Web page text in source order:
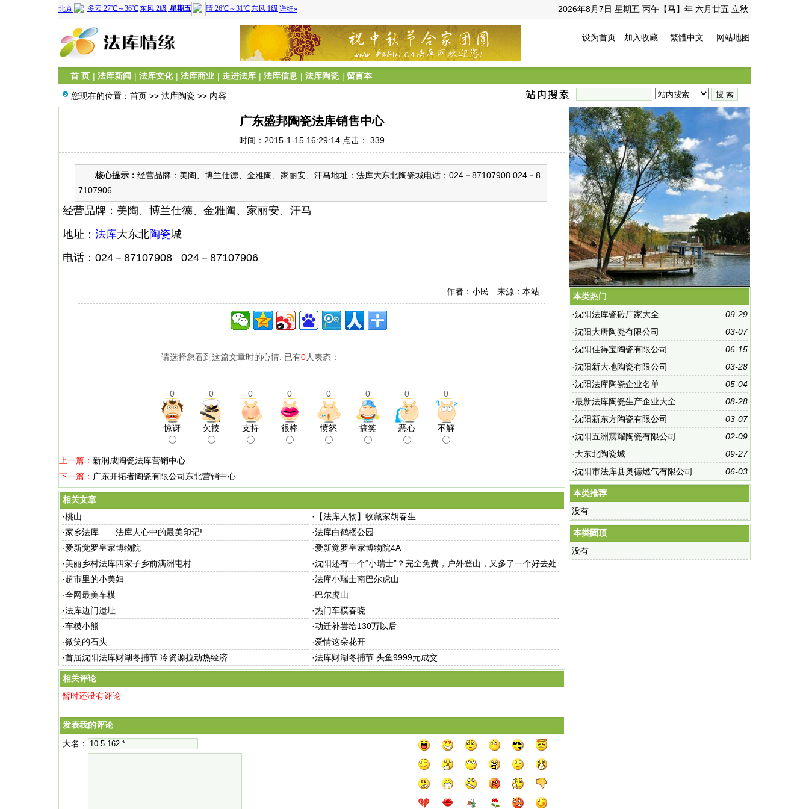
2026年8月7日 星期五 丙午【马】年 六月廿五 立秋
设为首页 加入收藏 繁體中文 网站地图
首 页 | 法库新闻 | 法库文化 | 法库商业 | 走进法库 | 法库信息 | 法库陶瓷 | 留言本
您现在的位置： 首页 >> 法库陶瓷 >> 内容
广东盛邦陶瓷法库销售中心
时间：2015-1-15 16:29:14 点击： 339
核心提示： 经营品牌：美陶、博兰仕德、金雅陶、家丽安、汗马地址：法库大东北陶瓷城电话：024－87107908 024－8
7107906...
经营品牌：美陶、博兰仕德、金雅陶、家丽安、汗马
地址： 法库大东北陶瓷城
电话：024－87107908 024－87107906
作者：小民 来源：本站
请选择您看到这篇文章时的心情: 已有0人表态：
0 0 0 0 0 0 0 0
惊讶 欠揍 支持 很棒 愤怒 搞笑 恶心 不解
上一篇： 新润成陶瓷法库营销中心
下一篇： 广东开拓者陶瓷有限公司东北营销中心
相关文章
·桃山 ·
【法库人物】收藏家胡春生
·家乡法库——法库人心中的最美印记! ·法库白鹤楼公园
·爱新觉罗皇家博物院 ·爱新觉罗皇家博物院4A
·美丽乡村法库四家子乡前满洲屯村 ·沈阳还有一个“小瑞士”？完全免费，户外登山，又多了一个好去处
·超市里的小美妇 ·法库小瑞士南巴尔虎山
·全网最美车模 ·巴尔虎山
·法库边门遗址 ·热门车模春晓
·车模小熊 ·动迁补尝给130万以后
·微笑的石头 ·爱情这朵花开
·首届沈阳法库财湖冬捕节 冷资源拉动热经济 ·法库财湖冬捕节 头鱼9999元成交
相关评论
暂时还没有评论
发表我的评论
大名：
本类热门
09-29
·沈阳法库瓷砖厂家大全
03-07
·沈阳大唐陶瓷有限公司
06-15
·沈阳佳得宝陶瓷有限公司
03-28
·沈阳新大地陶瓷有限公司
05-04
·沈阳法库陶瓷企业名单
08-28
·最新法库陶瓷生产企业大全
03-07
·沈阳新东方陶瓷有限公司
02-09
·沈阳五洲震耀陶瓷有限公司
09-27
·大东北陶瓷城
06-03
·沈阳市法库县奥德燃气有限公司
本类推荐
没有
本类固顶
没有